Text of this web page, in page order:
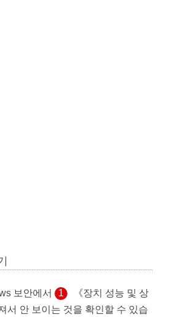
보안에서 1
《장치 성능 및 상
서 안 보이는 것을 확인할 수 있습